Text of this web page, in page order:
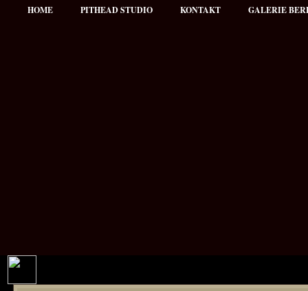
HOME PITHEAD STUDIO KONTAKT GALERIE